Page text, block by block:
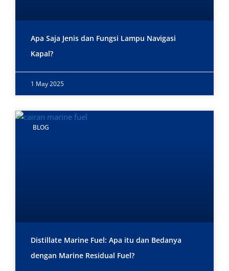
Apa Saja Jenis dan Fungsi Lampu Navigasi
Kapal?
1 May 2025
BLOG
Distillate Marine Fuel: Apa itu dan Bedanya
dengan Marine Residual Fuel?